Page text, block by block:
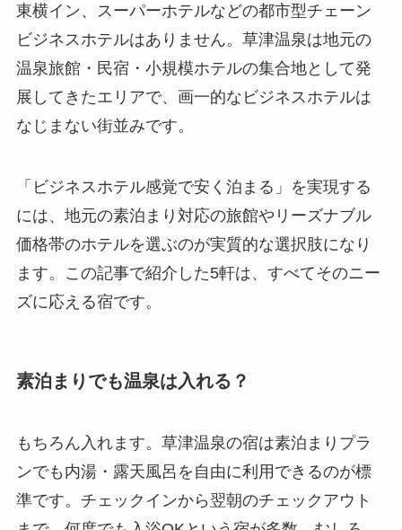
東横イン、スーパーホテルなどの都市型チェーン
ビジネスホテルはありません。草津温泉は地元の
温泉旅館・民宿・小規模ホテルの集合地として発
展してきたエリアで、画一的なビジネスホテルは
なじまない街並みです。
「ビジネスホテル感覚で安く泊まる」を実現する
には、地元の素泊まり対応の旅館やリーズナブル
価格帯のホテルを選ぶのが実質的な選択肢になり
ます。この記事で紹介した5軒は、すべてそのニー
ズに応える宿です。
素泊まりでも温泉は入れる？
もちろん入れます。草津温泉の宿は素泊まりプラ
ンでも内湯・露天風呂を自由に利用できるのが標
準です。チェックインから翌朝のチェックアウト